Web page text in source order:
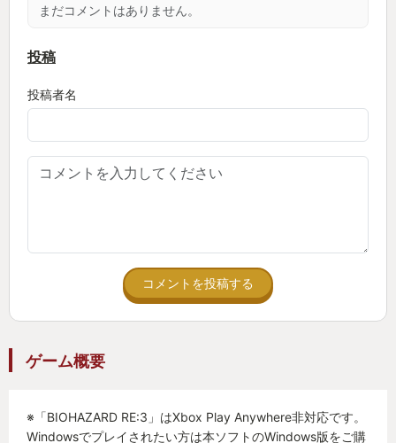
じたのは、原作を大切にしながら“今の時代に通用す
強さである。どの作品も物語の骨格はそのままに、
映像表現や操作性を大胆に現代化し、私のような初
プレイでも往年のファンでも満足できる仕上がりに
なっていた。
身に「安全と危険の境目」を常に考えさせること
で、緊張感がずっと持続していた。また、リメイク
によってキャラクター描写が深まり、登場人物の表
めている。
操作面では、当時の難しいアクションではなく現代
のゲームらしい滑らかさと探索の手応えが両立され
まだコメントはありません。
投稿
投稿者名
コメントを投稿する
ゲーム概要
※「BIOHAZARD RE:3」はXbox Play Anywhere非対応です。
Windowsでプレイされたい方は本ソフトのWindows版をご購